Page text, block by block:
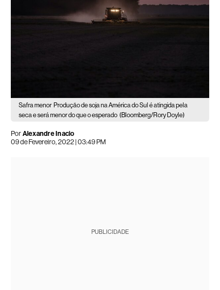
Safra menor Produção de soja na América do Sul é atingida pela
seca e será menor do que o esperado (Bloomberg/Rory Doyle)
PorAlexandre Inacio
09 de Fevereiro, 2022 | 03:49 PM
PUBLICIDADE